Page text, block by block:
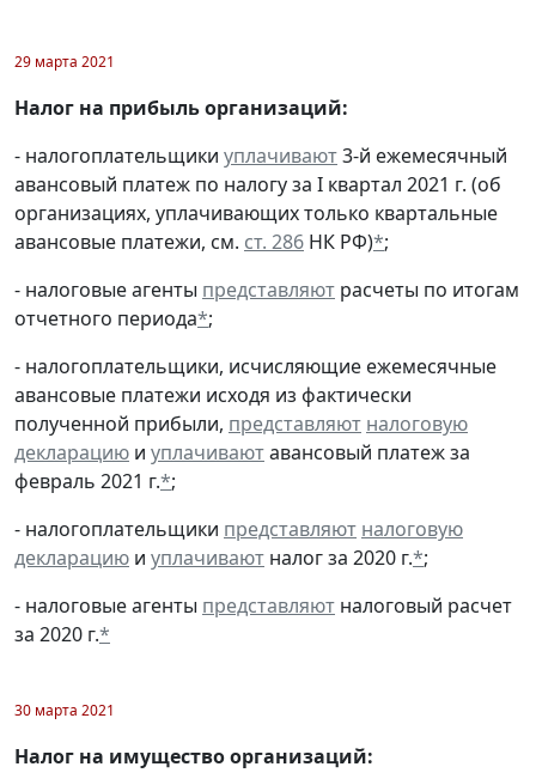
29 марта 2021
Налог на прибыль организаций:
- налогоплательщики уплачивают3-й ежемесячный
авансовый платеж по налогу за I квартал 2021 г. (об
организациях, уплачивающих только квартальные
авансовые платежи, см. ст. 286 НК РФ)*;
- налоговые агенты представляют расчеты по итогам
отчетного периода*;
- налогоплательщики, исчисляющие ежемесячные
авансовые платежи исходя из фактически
полученной прибыли, представляют налоговую
декларацию и уплачиваютавансовый платеж за
февраль 2021 г.*;
- налогоплательщики представляют налоговую
декларацию и уплачивают налог за 2020 г.*;
- налоговые агенты представляют налоговый расчет
за 2020 г.*
30 марта 2021
Налог на имущество организаций: